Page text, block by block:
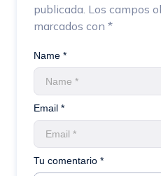
publicada. Los campos
marcados con *
Tu comentario *
Name *
Email *